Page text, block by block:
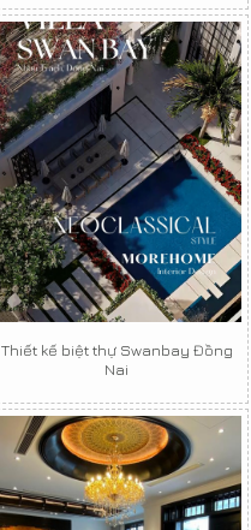
Thiết kế biệt thự Swanbay Đồng
Nai